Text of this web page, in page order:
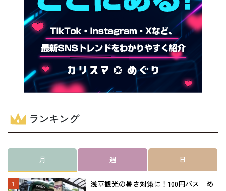
ランキング
月 週 日
浅草観光の暑さ対策に！100円バス「め